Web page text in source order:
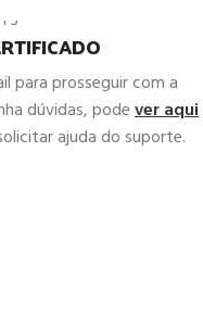
para prosseguir com a
dúvidas, podever aqui
ajuda do suporte.